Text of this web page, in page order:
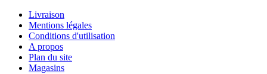
Livraison
Mentions légales
Conditions d'utilisation
A propos
Plan du site
Magasins